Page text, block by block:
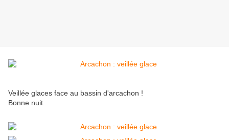
Veillée glaces face au bassin d'arcachon !
Bonne nuit.